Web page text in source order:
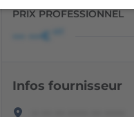
PRIX PROFESSIONNEL
••• •••€
Infos fournisseur